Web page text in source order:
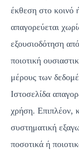
έκθεση στο κοινό
απαγορεύεται
εξουσιοδότηση
ποιοτική
μέρους των
Ιστοσελίδα
χρήση. Επιπλέον,
συστηματική
ποσοτικά ή